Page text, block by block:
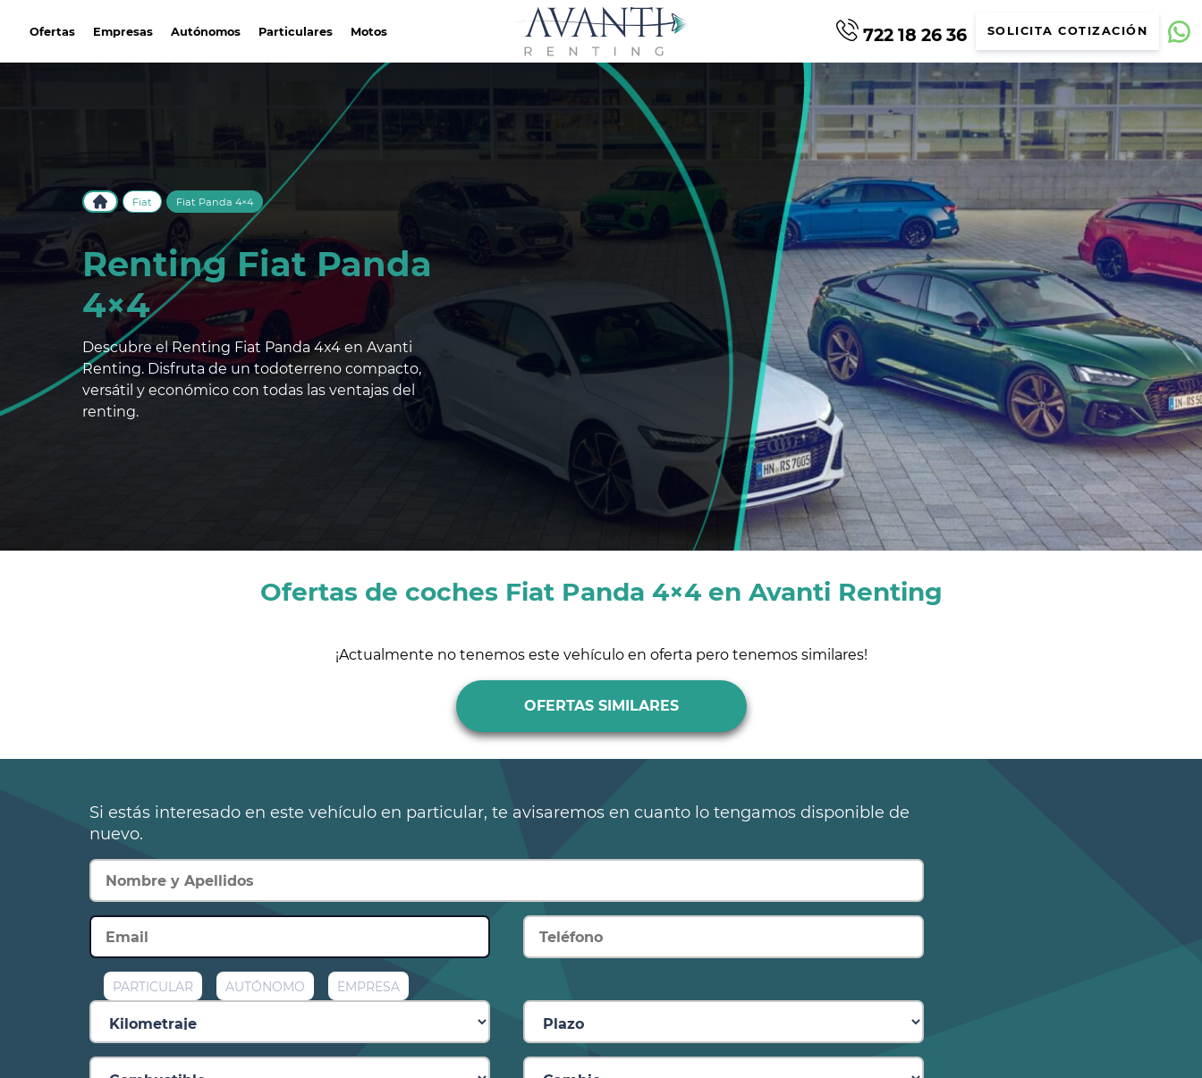
Ofertas Empresas Autónomos Particulares Motos 722 18 26 36 SOLICITA COTIZACIÓN
Fiat Fiat Panda 4×4
Renting Fiat Panda
4×4
Descubre el Renting Fiat Panda 4x4 en Avanti
Renting. Disfruta de un todoterreno compacto,
versátil y económico con todas las ventajas del
renting.
Ofertas de coches Fiat Panda 4×4 en Avanti Renting
¡Actualmente no tenemos este vehículo en oferta pero tenemos similares!
OFERTAS SIMILARES
Si estás interesado en este vehículo en particular, te avisaremos en cuanto lo tengamos disponible de
nuevo.
PARTICULAR AUTÓNOMO EMPRESA